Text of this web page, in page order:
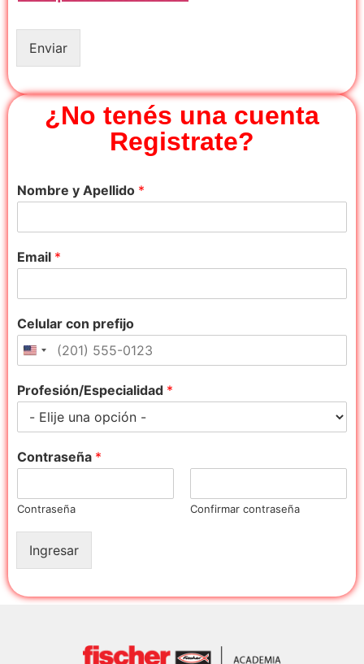
r
e
Enviar
¿No tenés una cuenta
Registrate?
Nombre y Apellido *
Email *
Celular con prefijo
Profesión/Especialidad *
Contraseña *
Contraseña Confirmar contraseña
Ingresar